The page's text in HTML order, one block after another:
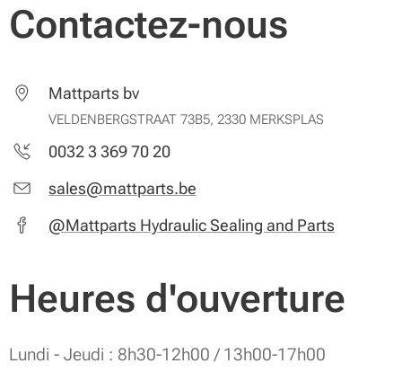
Contactez-nous
Mattparts bv
VELDENBERGSTRAAT 73B5, 2330 MERKSPLAS
0032 3 369 70 20
sales@mattparts.be
@Mattparts Hydraulic Sealing and Parts
Heures d'ouverture
Lundi - Jeudi : 8h30-12h00 / 13h00-17h00